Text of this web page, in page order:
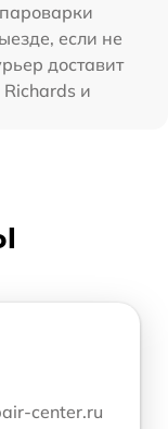
если не
доставит
Richards и
center.ru